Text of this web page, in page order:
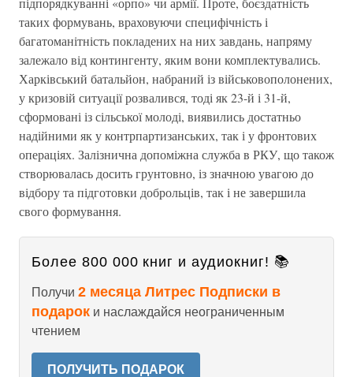
таких формувань, враховуючи специфічність і
багатоманітність покладених на них завдань, напряму
залежало від контингенту, яким вони комплектувались.
Харківський батальйон, набраний із військовополонених,
у кризовій ситуації розвалився, тоді як 23-й і 31-й,
сформовані із сільської молоді, виявились достатньо
надійними як у контрпартизанських, так і у фронтових
операціях. Залізнична допоміжна служба в РКУ, що також
створювалась досить грунтовно, із значною увагою до
відбору та підготовки доброльців, так і не завершила
свого формування.
Более 800 000 книг и аудиокниг! 📚
Получи 2 месяца Литрес Подписки в
подарок и наслаждайся неограниченным
чтением
ПОЛУЧИТЬ ПОДАРОК